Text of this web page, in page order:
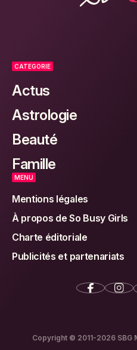
CATEGORIE
Actus
Astrologie
Beauté
Famille
MENU
Mentions légales
À propos de So Busy Girls
Charte éditoriale
Publicités et partenariats
Copyright © 2011-2026